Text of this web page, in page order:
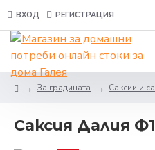
ВХОД РЕГИСТРАЦИЯ
За градината Саксии и
Саксия Далия